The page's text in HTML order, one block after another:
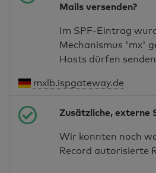
Mails versenden?
Im SPF-Eintrag
Mechanismus 'mx'
Hosts dürfen senden
mxlb.ispgateway.de
Zusätzliche, externe
Wir konnten noch
Record autorisierte